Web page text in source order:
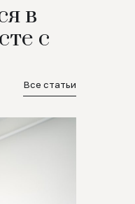
в
с
Все статьи